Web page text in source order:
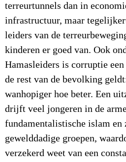
terreurtunnels dan in
infrastructuur, maar
leiders van de
kinderen er goed van. Ook
Hamasleiders is corruptie een
de rest van de bevolking
wanhopiger hoe beter. Een
drijft veel jongeren in de
fundamentalistische islam en
gewelddadige groepen,
verzekerd weet van een